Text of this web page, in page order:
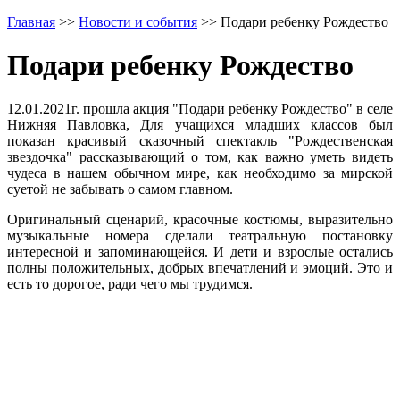
Главная >> Новости и события >> Подари ребенку Рождество
Подари ребенку Рождество
12.01.2021г. прошла акция "Подари ребенку Рождество" в селе
Нижняя Павловка, Для учащихся младших классов был
показан красивый сказочный спектакль "Рождественская
звездочка" рассказывающий о том, как важно уметь видеть
чудеса в нашем обычном мире, как необходимо за мирской
суетой не забывать о самом главном.
Оригинальный сценарий, красочные костюмы, выразительно
музыкальные номера сделали театральную постановку
интересной и запоминающейся. И дети и взрослые остались
полны положительных, добрых впечатлений и эмоций. Это и
есть то дорогое, ради чего мы трудимся.